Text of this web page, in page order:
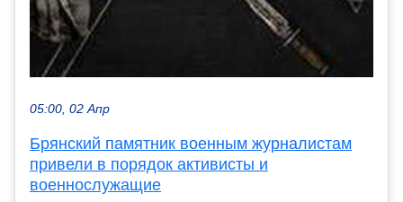
05:00, 02 Апр
Брянский памятник военным журналистам
привели в порядок активисты и
военнослужащие